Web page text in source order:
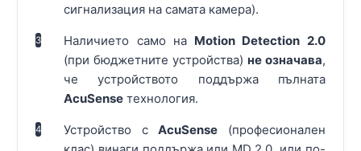
сигнализация на самата камера).
3 Наличието само на Motion Detection 2.0
(при бюджетните устройства) не означава,
че устройството поддържа пълната
AcuSense технология.
4 Устройство сAcuSense (професионален